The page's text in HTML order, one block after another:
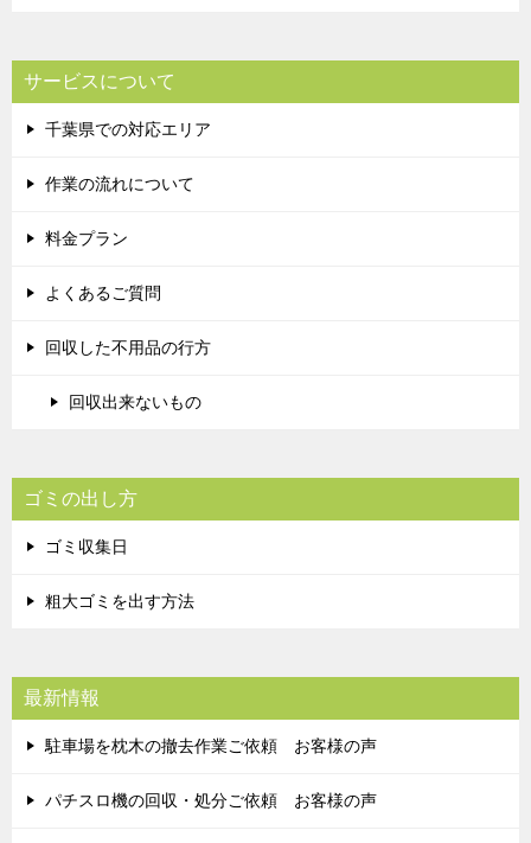
サービスについて
千葉県での対応エリア
作業の流れについて
料金プラン
よくあるご質問
回収した不用品の行方
回収出来ないもの
ゴミの出し方
ゴミ収集日
粗大ゴミを出す方法
最新情報
駐車場を枕木の撤去作業ご依頼 お客様の声
パチスロ機の回収・処分ご依頼 お客様の声